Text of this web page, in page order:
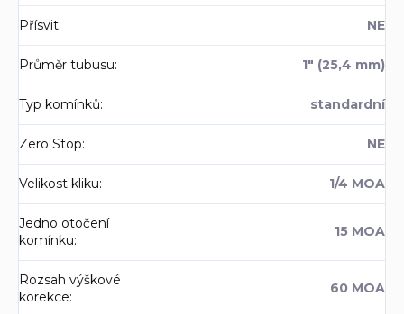
Přísvit: NE
Průměr tubusu: 1" (25,4 mm)
Typ komínků: standardní
Zero Stop: NE
Velikost kliku: 1/4 MOA
Jedno otočení
komínku:
15 MOA
Rozsah výškové
korekce:
60 MOA